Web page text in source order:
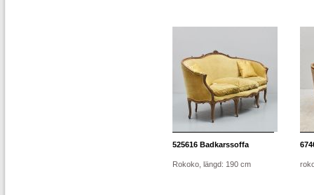
525616 Badkarssoffa
Rokoko, längd: 190 cm